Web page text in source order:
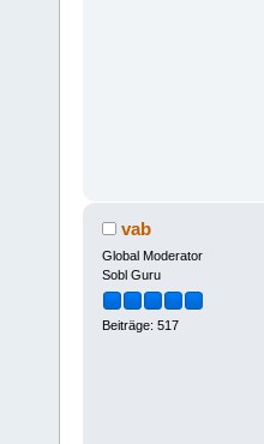
vab
Global Moderator
Sobl Guru
Beiträge: 517